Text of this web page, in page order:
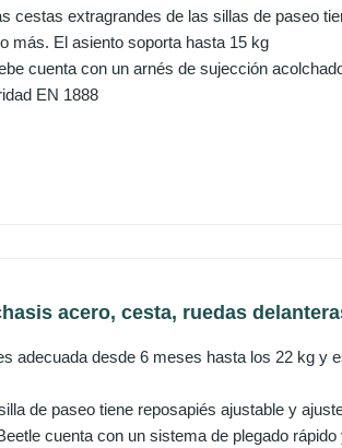
cestas extragrandes de las sillas de paseo
más. El asiento soporta hasta 15 kg
cuenta con un arnés de sujección
EN 1888
acero, cesta, ruedas
adecuada desde 6 meses hasta los 22 kg y
de paseo tiene reposapiés ajustable y
cuenta con un sistema de plegado